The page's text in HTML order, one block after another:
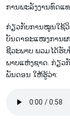
ການ​ພະ​ລັງ​ງານ​ທົດ​
ກ່ຽວ​ກັບ​ການ​ໝູນ​ໃຊ້​
ບັນ​ດາ​ຂະ​ແໜງ​ການ​
ຊີວະພາບ ພວ​ມ​ໄດ້​ຮັ​
ພາບ​ແຫ່ງ​ຊາດ. ກ່ຽວ​
ພັນ​ດອນ ໃຫ້​ຮູ້​ວ່າ: